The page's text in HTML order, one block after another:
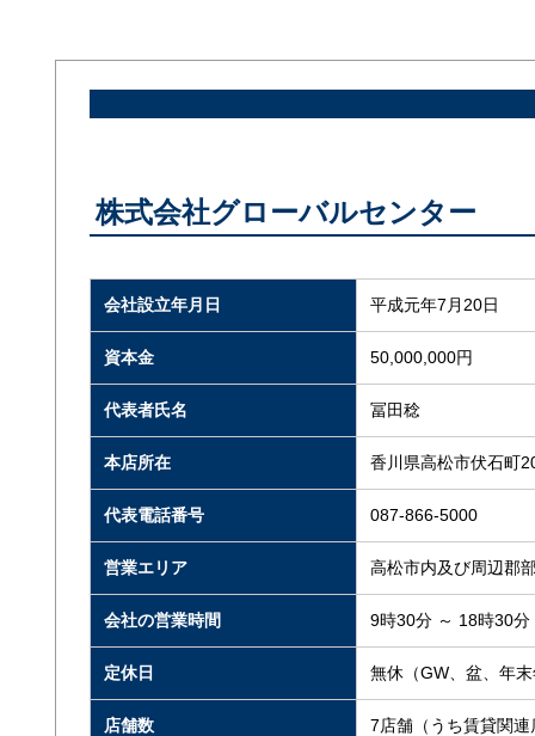
株式会社グローバルセンター
会社設立年月日 平成元年7月20日
資本金 50,000,000円
代表者氏名 冨田稔
本店所在 香川県高松市伏石町
代表電話番号 087-866-5000
営業エリア 高松市内及び周辺郡
会社の営業時間 9時30分 ～ 18時30分
定休日 無休（GW、盆、年
店舗数 7店舗（うち賃貸関